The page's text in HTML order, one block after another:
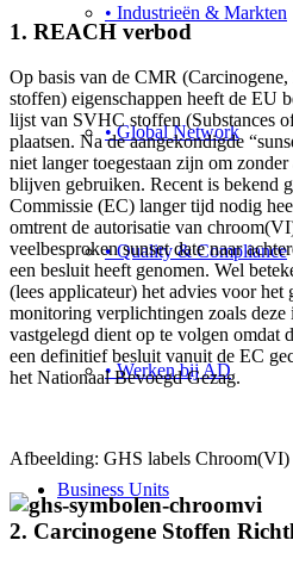
• Industrieën & Markten
• Global Network
• Quality & Compliance
• Werken bij AD
Business Units
1. REACH verbod
Op basis van de CMR
stoffen) eigenschappen heeft de EU
lijst van SVHC stoffen (Substances
plaatsen. Na de aangekondigde
niet langer toegestaan zijn om
blijven gebruiken. Recent is bekend
Commissie (EC) langer tijd nodig
omtrent de autorisatie van
veelbesproken sunset date naar
een besluit heeft genomen. Wel
(lees applicateur) het advies voor het
monitoring verplichtingen zoals
vastgelegd dient op te volgen omdat
een definitief besluit vanuit de EC
het Nationaal Bevoegd Gezag.
Afbeelding: GHS labels Chroom(VI)
2. Carcinogene Stoffen